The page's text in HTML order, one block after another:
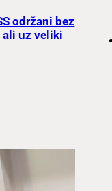
održani bez
uz veliki